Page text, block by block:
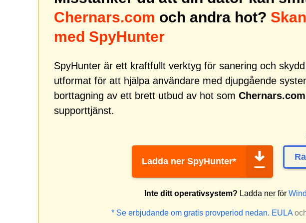
Chernars.com och andra hot?
med SpyHunter
SpyHunter är ett kraftfullt verktyg för sanering och
utformat för att hjälpa användare med djupgående
borttagning av ett brett utbud av hot som Chernars.com
supporttjänst.
Ladda ner SpyHunter*
Inte ditt operativsystem? Ladda ner för
* Se erbjudande om gratis provperiod nedan. EULA